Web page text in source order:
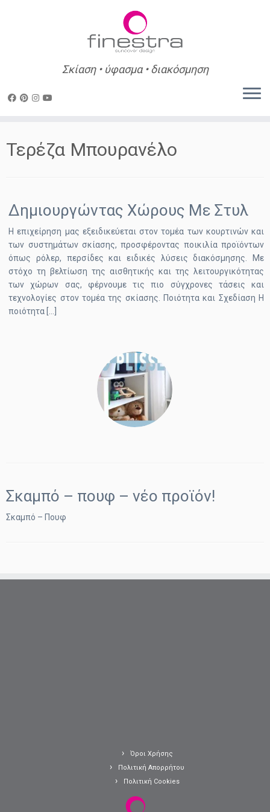
to
content
Σκίαση • ύφασμα • διακόσμηση
Τερέζα Μπουρανέλο
Δημιουργώντας Χώρους Με Στυλ
Η επιχείρηση μας εξειδικεύεται στον τομέα των κουρτινών και
των συστημάτων σκίασης, προσφέροντας ποικιλία προϊόντων
όπως ρόλερ, περσίδες και ειδικές λύσεις διακόσμησης. Με
στόχο τη βελτίωση της αισθητικής και της λειτουργικότητας
των χώρων σας, φέρνουμε τις πιο σύγχρονες τάσεις και
τεχνολογίες στον τομέα της σκίασης. Ποιότητα και Σχεδίαση Η
ποιότητα […]
Σκαμπό – πουφ – νέο προϊόν!
Σκαμπό – Πουφ
Όροι Χρήσης
Πολιτική Απορρήτου
Πολιτική Cookies